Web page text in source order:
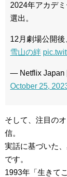
2024年アカデ
選出。
12月劇場公開後
雪山の絆
— Netflix Japan
October 25,
そして、注目の
信。
実話に基づいた
です。
1993年「生きて